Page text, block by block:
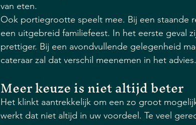
van eten.
Ook portiegrootte speelt mee. Bij een staande
een uitgebreid familiefeest. In het eerste geval
prettiger. Bij een avondvullende gelegenheid
cateraar zal dat verschil meenemen in het advies.
Meer keuze is niet altijd beter
Het klinkt aantrekkelijk om een zo groot
werkt dat niet altijd in uw voordeel. Te veel